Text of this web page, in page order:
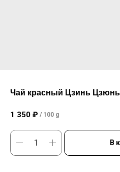
Чай красный Цзинь
1 350 ₽ / 100 g
В